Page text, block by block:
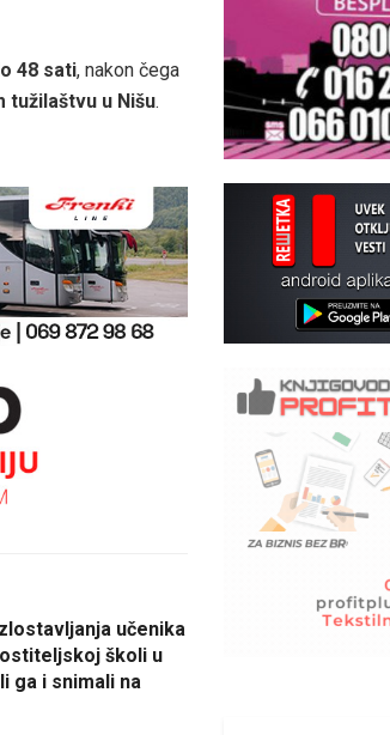
48 sati, nakon čega
tužilaštvu u Nišu.
učenika
školi u
ga i snimali na